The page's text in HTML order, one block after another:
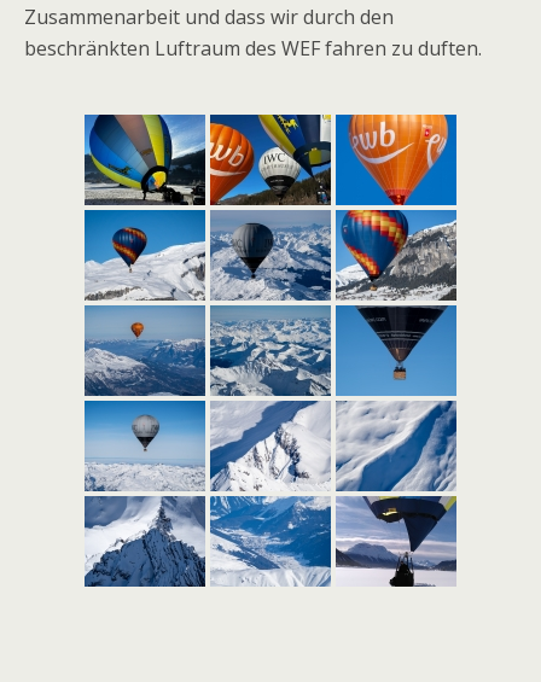
Zusammenarbeit und dass wir durch den
beschränkten Luftraum des WEF fahren zu duften.